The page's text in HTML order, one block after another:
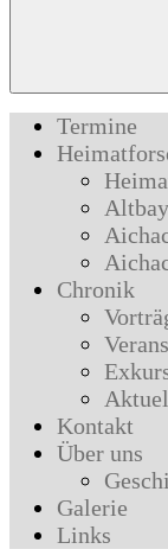
Termine
Chronik
Kontakt
Über uns
Galerie
Links